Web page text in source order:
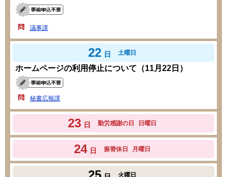
議事課
22 日 土曜日
ホームページの利用停止について（11月22日）
秘書広報課
23 日 勤労感謝の日 日曜日
24 日 振替休日 月曜日
火曜日